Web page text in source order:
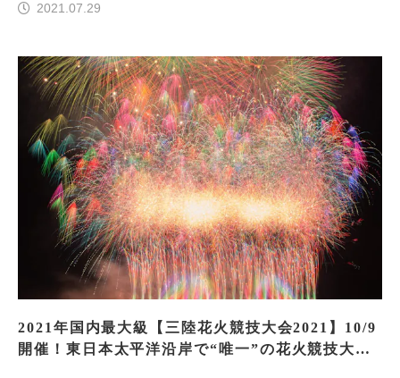
2021.07.29
2021年国内最大級【三陸花火競技大会2021】10/9
開催！東日本太平洋沿岸で“唯一”の花火競技大会